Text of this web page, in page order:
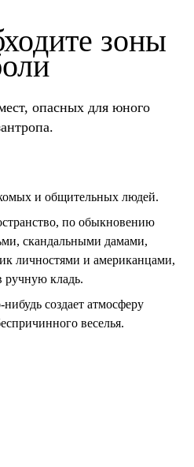
зоны
опасных для юного
и общительных людей.
по обыкновению
скандальными дамами,
личностями и американцами,
ручную кладь.
создает атмосферу
веселья.